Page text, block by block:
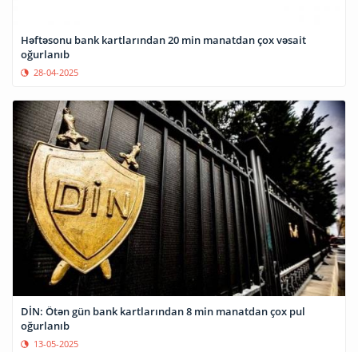
Həftəsonu bank kartlarından 20 min manatdan çox vəsait
oğurlanıb
28-04-2025
DİN: Ötən gün bank kartlarından 8 min manatdan çox pul
oğurlanıb
13-05-2025